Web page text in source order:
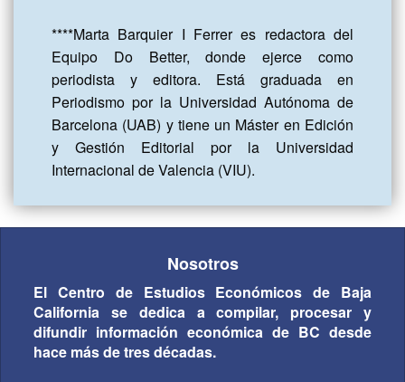
****Marta Barquier I Ferrer es redactora del
Equipo Do Better, donde ejerce como
periodista y editora. Está graduada en
Periodismo por la Universidad Autónoma de
Barcelona (UAB) y tiene un Máster en Edición
y Gestión Editorial por la Universidad
Internacional de Valencia (VIU).
Nosotros
El Centro de Estudios Económicos de Baja
California se dedica a compilar, procesar y
difundir información económica de BC desde
hace más de tres décadas.